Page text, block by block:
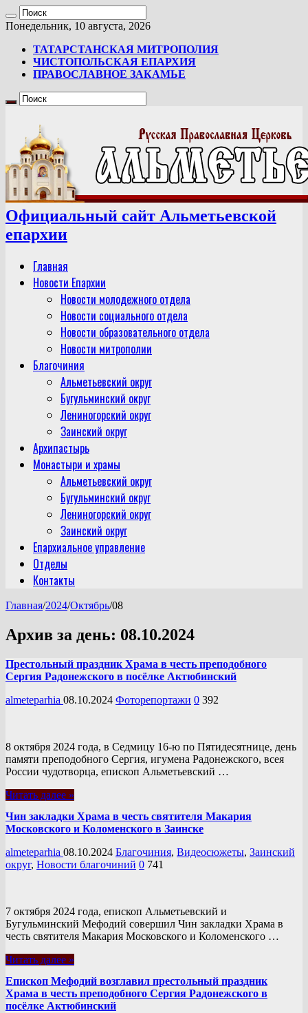
Понедельник, 10 августа, 2026
ТАТАРСТАНСКАЯ МИТРОПОЛИЯ
ЧИСТОПОЛЬСКАЯ ЕПАРХИЯ
ПРАВОСЛАВНОЕ ЗАКАМЬЕ
Официальный сайт Альметьевской
епархии
Главная
Новости Епархии
Новости молодежного отдела
Новости социального отдела
Новости образовательного отдела
Новости митрополии
Благочиния
Альметьевский округ
Бугульминский округ
Лениногорский округ
Заинский округ
Архипастырь
Монастыри и храмы
Альметьевский округ
Бугульминский округ
Лениногорский округ
Заинский округ
Епархиальное управление
Отделы
Контакты
Главная/2024/Октябрь/08
Архив за день: 08.10.2024
Престольный праздник Храма в честь преподобного
Сергия Радонежского в посёлке Актюбинский
almeteparhia 08.10.2024 Фоторепортажи 0 392
8 октября 2024 года, в Седмицу 16-ю по Пятидесятнице, день
памяти преподобного Сергия, игумена Радонежского, всея
России чудотворца, епископ Альметьевский …
Читать далее »
Чин закладки Храма в честь святителя Макария
Московского и Коломенского в Заинске
almeteparhia 08.10.2024 Благочиния, Видеосюжеты, Заинский
округ, Новости благочиний 0 741
7 октября 2024 года, епископ Альметьевский и
Бугульминский Мефодий совершил Чин закладки Храма в
честь святителя Макария Московского и Коломенского …
Читать далее »
Епископ Мефодий возглавил престольный праздник
Храма в честь преподобного Сергия Радонежского в
посёлке Актюбинский